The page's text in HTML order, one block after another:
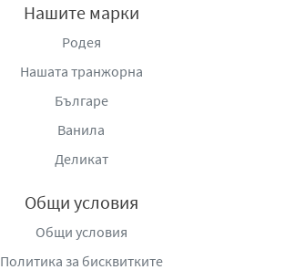
Нашите марки
Родея
Нашата транжорна
Българе
Ванила
Деликат
Общи условия
Общи условия
Политика за бисквитките